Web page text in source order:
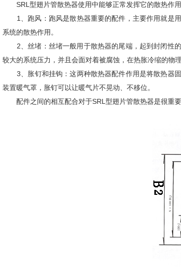
SRL型翅片管散热器使用中能够正常发挥它的散热作用
1、跑风：跑风是散热器重要的配件，主要作用就是用
系统的散热作用。
2、丝堵：丝堵一般用于散热器的尾端，起到封闭性
较大的系统压力，并且会面对着被腐蚀，在热胀冷缩的物理
3、胀钉和挂钩：这两种散热器配件作用是将散热器
装置暖气罩，胀钉可以让暖气片不晃动、不移位。
配件之间的相互配合对于SRL型翅片管散热器是很重要的